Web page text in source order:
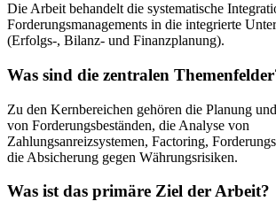
Die Arbeit behandelt die systematische
Forderungsmanagements in die integrierte
(Erfolgs-, Bilanz- und Finanzplanung).
Was sind die zentralen
Zu den Kernbereichen gehören die Planung
von Forderungsbeständen, die Analyse von
Zahlungsanreizsystemen, Factoring,
die Absicherung gegen Währungsrisiken.
Was ist das primäre Ziel der Arbeit?